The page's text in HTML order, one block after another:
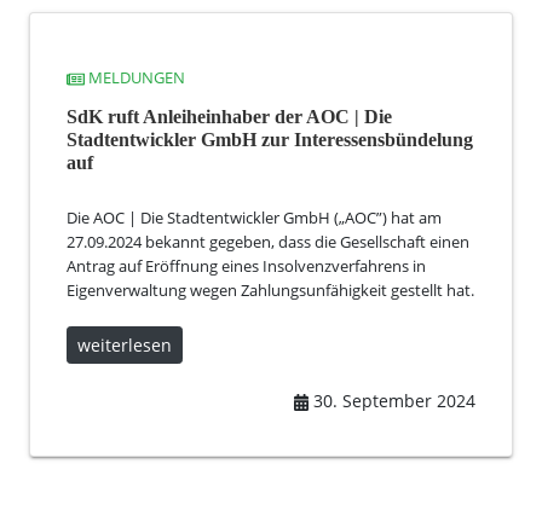
MELDUNGEN
SdK ruft Anleiheinhaber der AOC | Die
Stadtentwickler GmbH zur Interessensbündelung
auf
Die AOC | Die Stadtentwickler GmbH („AOC”) hat am
27.09.2024 bekannt gegeben, dass die Gesellschaft einen
Antrag auf Eröffnung eines Insolvenzverfahrens in
Eigenverwaltung wegen Zahlungsunfähigkeit gestellt hat.
weiterlesen
30. September 2024